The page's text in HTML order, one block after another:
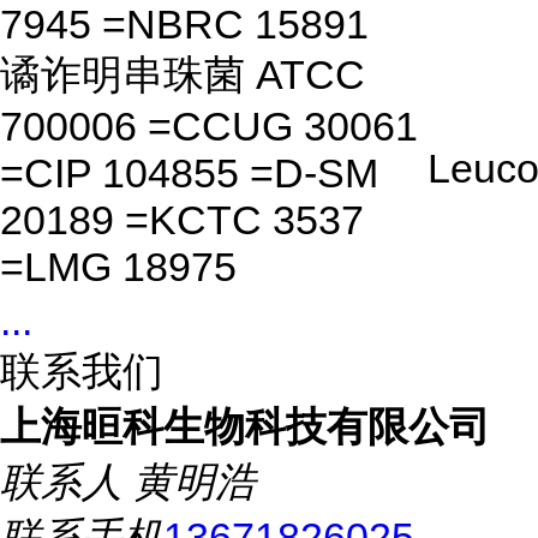
7945 =NBRC 15891
谲诈明串珠菌 ATCC
700006 =CCUG 30061
=CIP 104855 =D-SM
20189 =KCTC 3537
=LMG 18975
...
联系我们
上海晅科生物科技有限公司
联系人 黄明浩